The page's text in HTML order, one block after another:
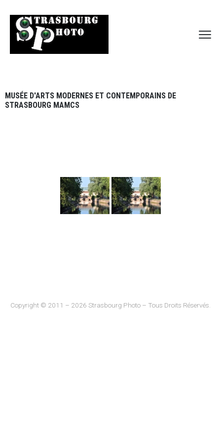
MUSÉE D'ARTS MODERNES ET CONTEMPORAINS DE
STRASBOURG MAMCS
Copyright © 2011 – 2026 Strasbourg Photo – Tous Droits Réservés.